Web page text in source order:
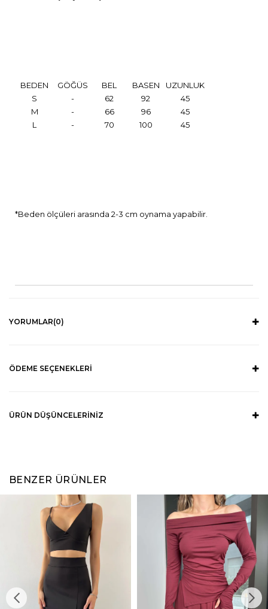
BEDEN GÖĞÜS BEL BASEN
UZUNLUK
S
- 62 92
45
M
- 66 96
45
L
- 70 100 45
*Beden ölçüleri arasında 2-3 cm oynama yapabilir.
YORUMLAR(0)
ÖDEME SEÇENEKLERI
ÜRÜN DÜŞÜNCELERINIZ
BENZER ÜRÜNLER